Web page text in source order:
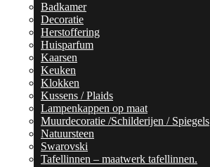
Badkamer
Decoratie
Herstoffering
Huisparfum
Kaarsen
Keuken
Klokken
Kussens / Plaids
Lampenkappen op maat
Muurdecoratie /Schilderijen / Spiegels
Natuursteen
Swarovski
Tafellinnen – maatwerk tafellinnen.